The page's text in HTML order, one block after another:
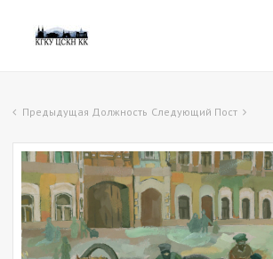
Предыдущая Должность Следующий Пост